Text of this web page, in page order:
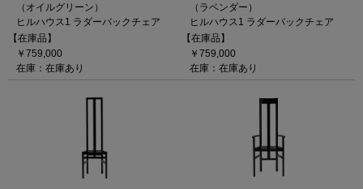
（オイルグリーン）
ヒルハウス1 ラダーバックチェア
【在庫品】
￥759,000
在庫：在庫あり
（ラベンダー）
ヒルハウス1 ラダーバックチェア
【在庫品】
￥759,000
在庫：在庫あり